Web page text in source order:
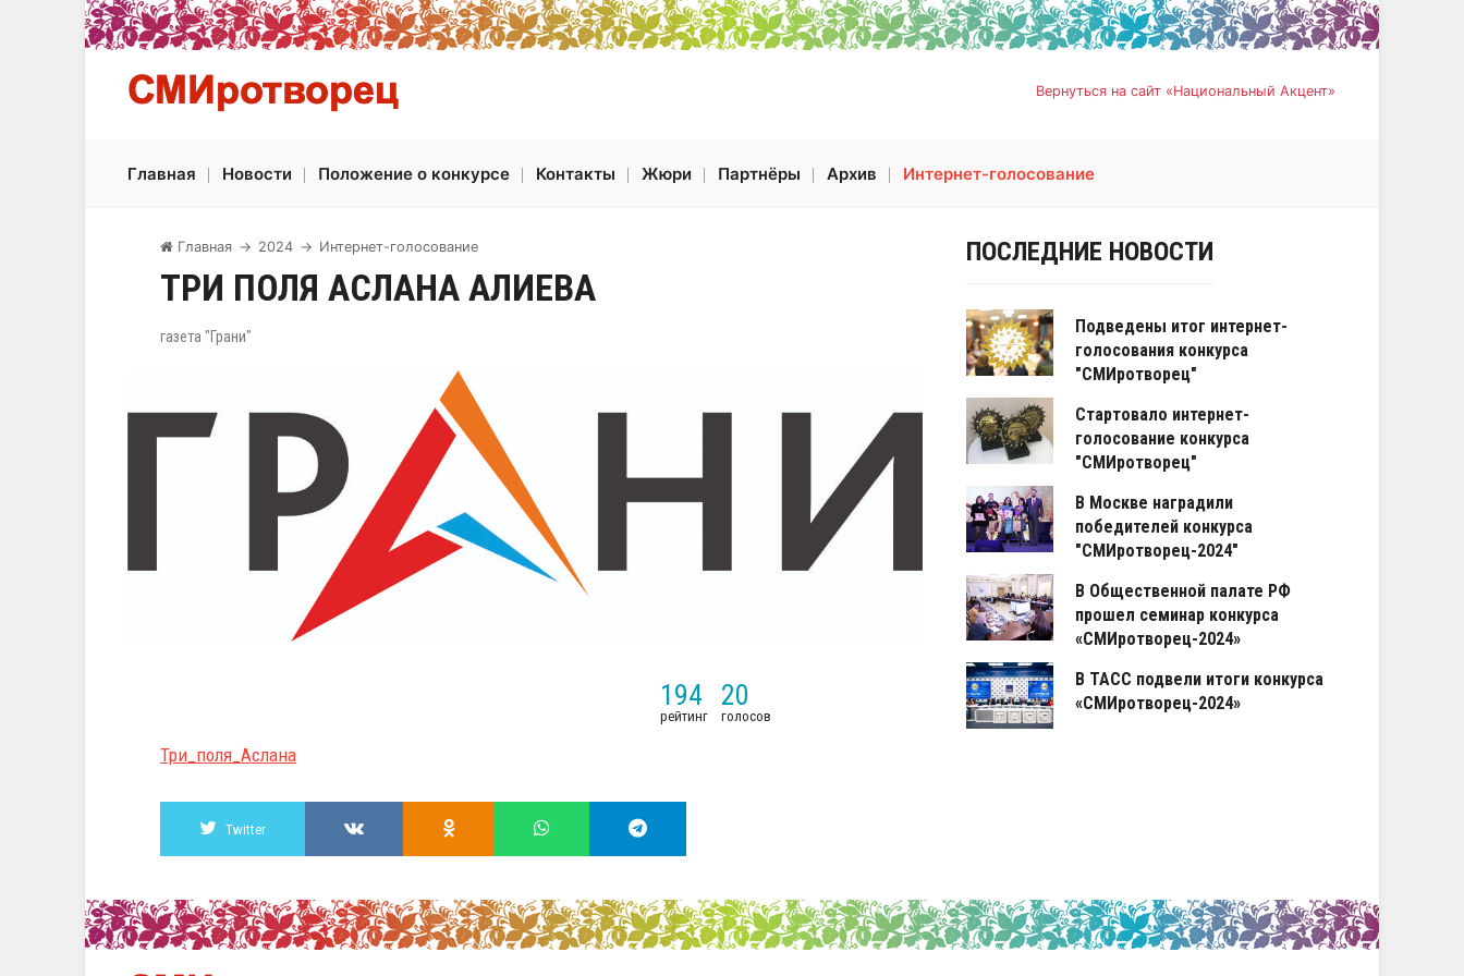
Вернуться на сайт «Национальный Акцент»
Главная Новости Положение о конкурсе Контакты Жюри Партнёры Архив Интернет-голосование
Главная → 2024 → Интернет-голосование
ТРИ ПОЛЯ АСЛАНА АЛИЕВА
газета "Грани"
194
рейтинг
20
голосов
Три_поля_Аслана
Twitter
ПОСЛЕДНИЕ НОВОСТИ
Подведены итог интернет-
голосования конкурса
"СМИротворец"
Стартовало интернет-
голосование конкурса
"СМИротворец"
В Москве наградили
победителей конкурса
"СМИротворец-2024"
В Общественной палате РФ
прошел семинар конкурса
«СМИротворец-2024»
В ТАСС подвели итоги конкурса
«СМИротворец-2024»